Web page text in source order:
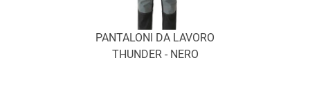
PANTALONI DA LAVORO
THUNDER - NERO